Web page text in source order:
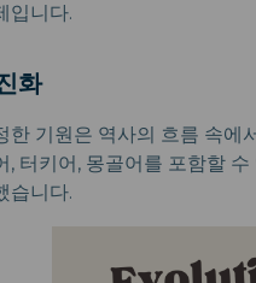
입니다.
화
한 기원은 역사의 흐름 속에
, 터키어, 몽골어를 포함할
습니다.